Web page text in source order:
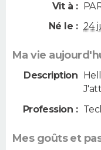
Vit à :
Né le : 24
Ma vie
Description
Profession :
Mes goûts et